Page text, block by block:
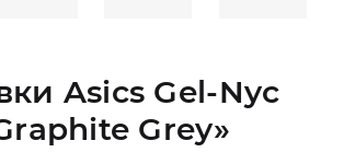
Asics Gel-Nyc
Grey»